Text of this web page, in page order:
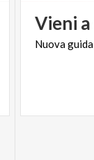
Vieni a
Nuovaguida